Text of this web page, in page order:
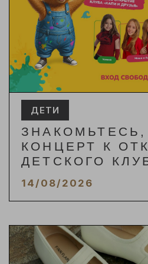
ДЕТИ
ЗНАКОМЬТЕСЬ,
КОНЦЕРТ К
ДЕТСКОГО
14/08/2026